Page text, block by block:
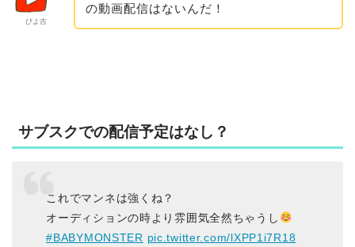
ぴよ吉
の動画配信はないんだ！
サブスクでの配信予定はなし？
これでマンネは強くね？
オーディションの時より雰囲気全然ちゃうし
#BABYMONSTER pic.twitter.com/lXPP1i7R18